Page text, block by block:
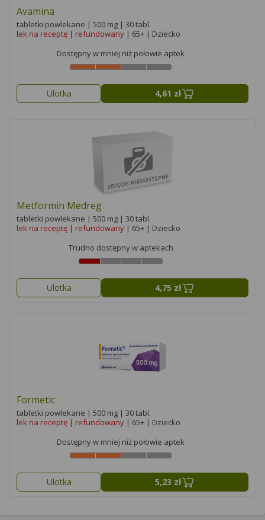
Avamina
tabletki powlekane | 500 mg | 30 tabl.
lek na receptę | refundowany | 65+ | Dziecko
Dostępny w mniej niż połowie aptek
Ulotka 4,61 zł
Metformin Medreg
tabletki powlekane | 500 mg | 30 tabl.
lek na receptę | refundowany | 65+ | Dziecko
Trudno dostępny w aptekach
Ulotka 4,75 zł
Formetic
tabletki powlekane | 500 mg | 30 tabl.
lek na receptę | refundowany | 65+ | Dziecko
Dostępny w mniej niż połowie aptek
Ulotka 5,23 zł